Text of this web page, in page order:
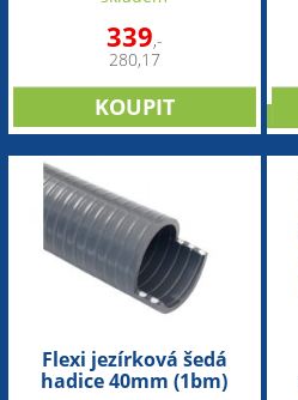
339,-
280,17
Flexi jezírková šedá
hadice 40mm (1bm)